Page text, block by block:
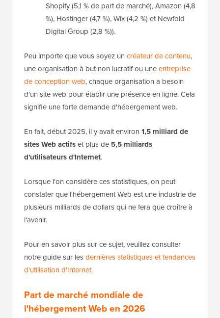
Shopify (5,1 % de part de marché), Amazon (4,8
%), Hostinger (4,7 %), Wix (4,2 %) et Newfold
Digital Group (2,8 %)).
Peu importe que vous soyez un créateur de contenu,
une organisation à but non lucratif ou uneentreprise
de conception web, chaque organisation a besoin
d'un site web pour établir une présence en ligne. Cela
signifie une forte demande d'hébergement web.
En fait, début 2025, il y avait environ 1,5 milliard de
sites Web actifset plus de 5,5 milliards
d'utilisateurs d'Internet.
Lorsque l'on considère ces statistiques, on peut
constater que l'hébergement Web est une industrie de
plusieurs milliards de dollars qui ne fera que croître à
l'avenir.
Pour en savoir plus sur ce sujet, veuillez consulter
notre guide sur lesdernières statistiques et tendances
d'utilisation d'Internet.
Part de marché mondiale de
l'hébergement Web en 2026